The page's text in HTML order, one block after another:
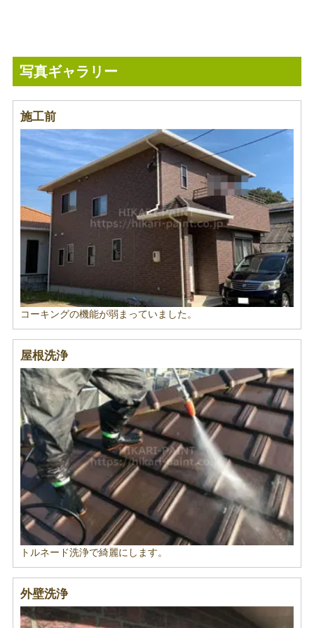
写真ギャラリー
施工前
コーキングの機能が弱まっていました。
屋根洗浄
トルネード洗浄で綺麗にします。
外壁洗浄